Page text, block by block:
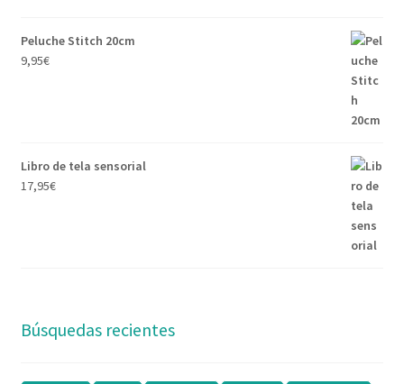
Peluche Stitch 20cm
9,95€
Libro de tela sensorial
17,95€
Búsquedas recientes